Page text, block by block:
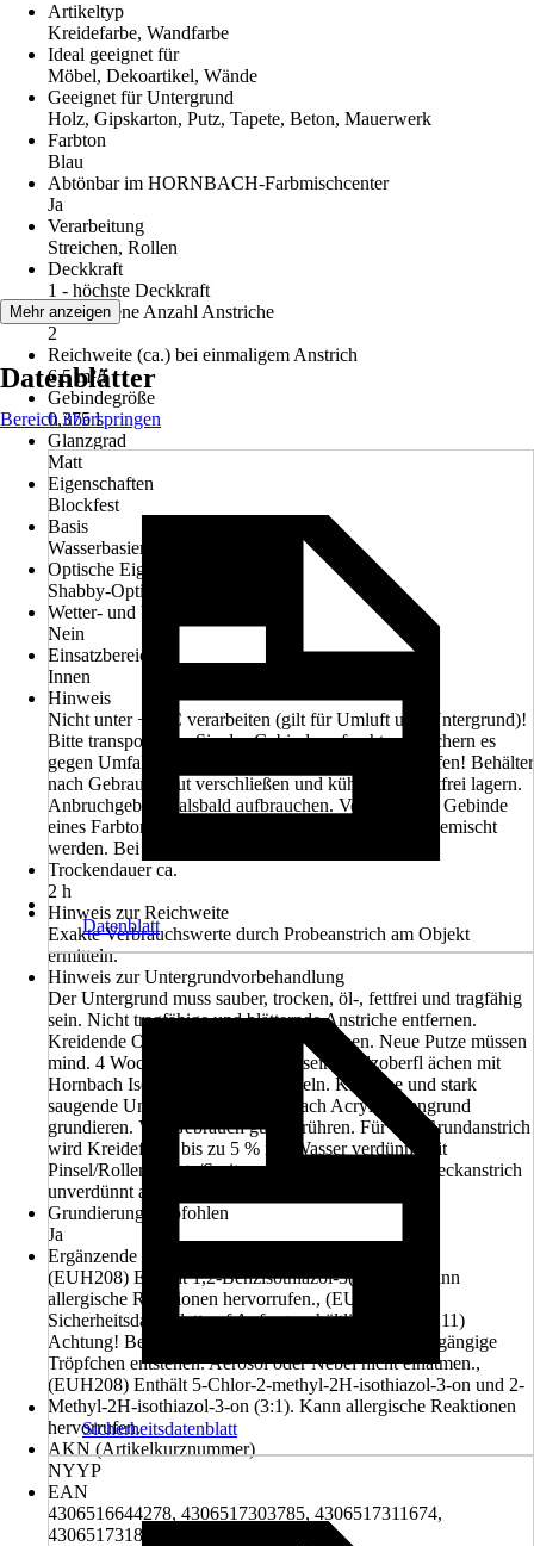
Artikeltyp
Kreidefarbe, Wandfarbe
Ideal geeignet für
Möbel, Dekoartikel, Wände
Geeignet für Untergrund
Holz, Gipskarton, Putz, Tapete, Beton, Mauerwerk
Farbton
Blau
Abtönbar im HORNBACH-Farbmischcenter
Ja
Verarbeitung
Streichen, Rollen
Deckkraft
1 - höchste Deckkraft
Empfohlene Anzahl Anstriche
2
Reichweite (ca.) bei einmaligem Anstrich
6,5 m²/l
Gebindegröße
0,375 l
Glanzgrad
Matt
Eigenschaften
Blockfest
Basis
Wasserbasierend
Optische Eigenschaften
Shabby-Optik
Wetter- und UV-Beständigkeit
Nein
Einsatzbereich
Innen
Hinweis
Nicht unter +8 °C verarbeiten (gilt für Umluft und Untergrund)!
Bitte transportieren Sie das Gebinde aufrecht und sichern es
gegen Umfallen und damit gegen mögliches Auslaufen! Behälter
nach Gebrauch gut verschließen und kühl, aber frostfrei lagern.
Anbruchgebinde alsbald aufbrauchen. Verschiedene Gebinde
eines Farbtons sollten vor Gebrauch untereinander gemischt
werden. Bei Verarbeitung mehrerer Gebinde
Trockendauer ca.
2 h
Hinweis zur Reichweite
Exakte Verbrauchswerte durch Probeanstrich am Objekt
ermitteln.
Hinweis zur Untergrundvorbehandlung
Der Untergrund muss sauber, trocken, öl-, fettfrei und tragfähig
sein. Nicht tragfähige und blätternde Anstriche entfernen.
Kreidende Oberfl ächen restlos abwaschen. Neue Putze müssen
mind. 4 Wochen durchgetrocknet sein. Holzoberfl ächen mit
Hornbach Isoliergrund vorbehandeln. Kritische und stark
saugende Untergründe mit Hornbach Acryl-Tiefengrund
grundieren. Vor Gebrauch gut umrühren. Für den Grundanstrich
wird Kreidefarbe bis zu 5 % mit Wasser verdünnt mit
Pinsel/Roller/Bürste/Spritzgerät aufgetragen. Den Deckanstrich
unverdünnt auftragen.
Grundierung empfohlen
Ja
Ergänzende Gefahrenmerkmale (EUH-Sätze)
(EUH208) Enthält 1,2-Benzisothiazol-3(2H)-on. Kann
allergische Reaktionen hervorrufen., (EUH210)
Sicherheitsdatenblatt auf Anfrage erhältlich., (EUH211)
Achtung! Beim Sprühen können gefährliche lungengängige
Tröpfchen entstehen. Aerosol oder Nebel nicht einatmen.,
(EUH208) Enthält 5-Chlor-2-methyl-2H-isothiazol-3-on und 2-
Methyl-2H-isothiazol-3-on (3:1). Kann allergische Reaktionen
hervorrufen.
AKN (Artikelkurznummer)
NYYP
EAN
4306516644278, 4306517303785, 4306517311674,
4306517318543
Mehr anzeigen
Datenblätter
Bereich überspringen
Datenblatt
Sicherheitsdatenblatt